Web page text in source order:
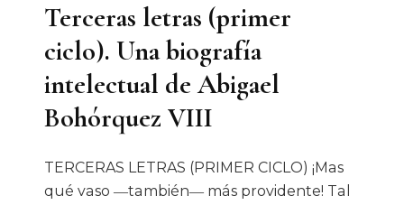
Terceras letras (primer
ciclo). Una biografía
intelectual de Abigael
Bohórquez VIII
TERCERAS LETRAS (PRIMER CICLO) ¡Mas
qué vaso ―también― más providente! Tal